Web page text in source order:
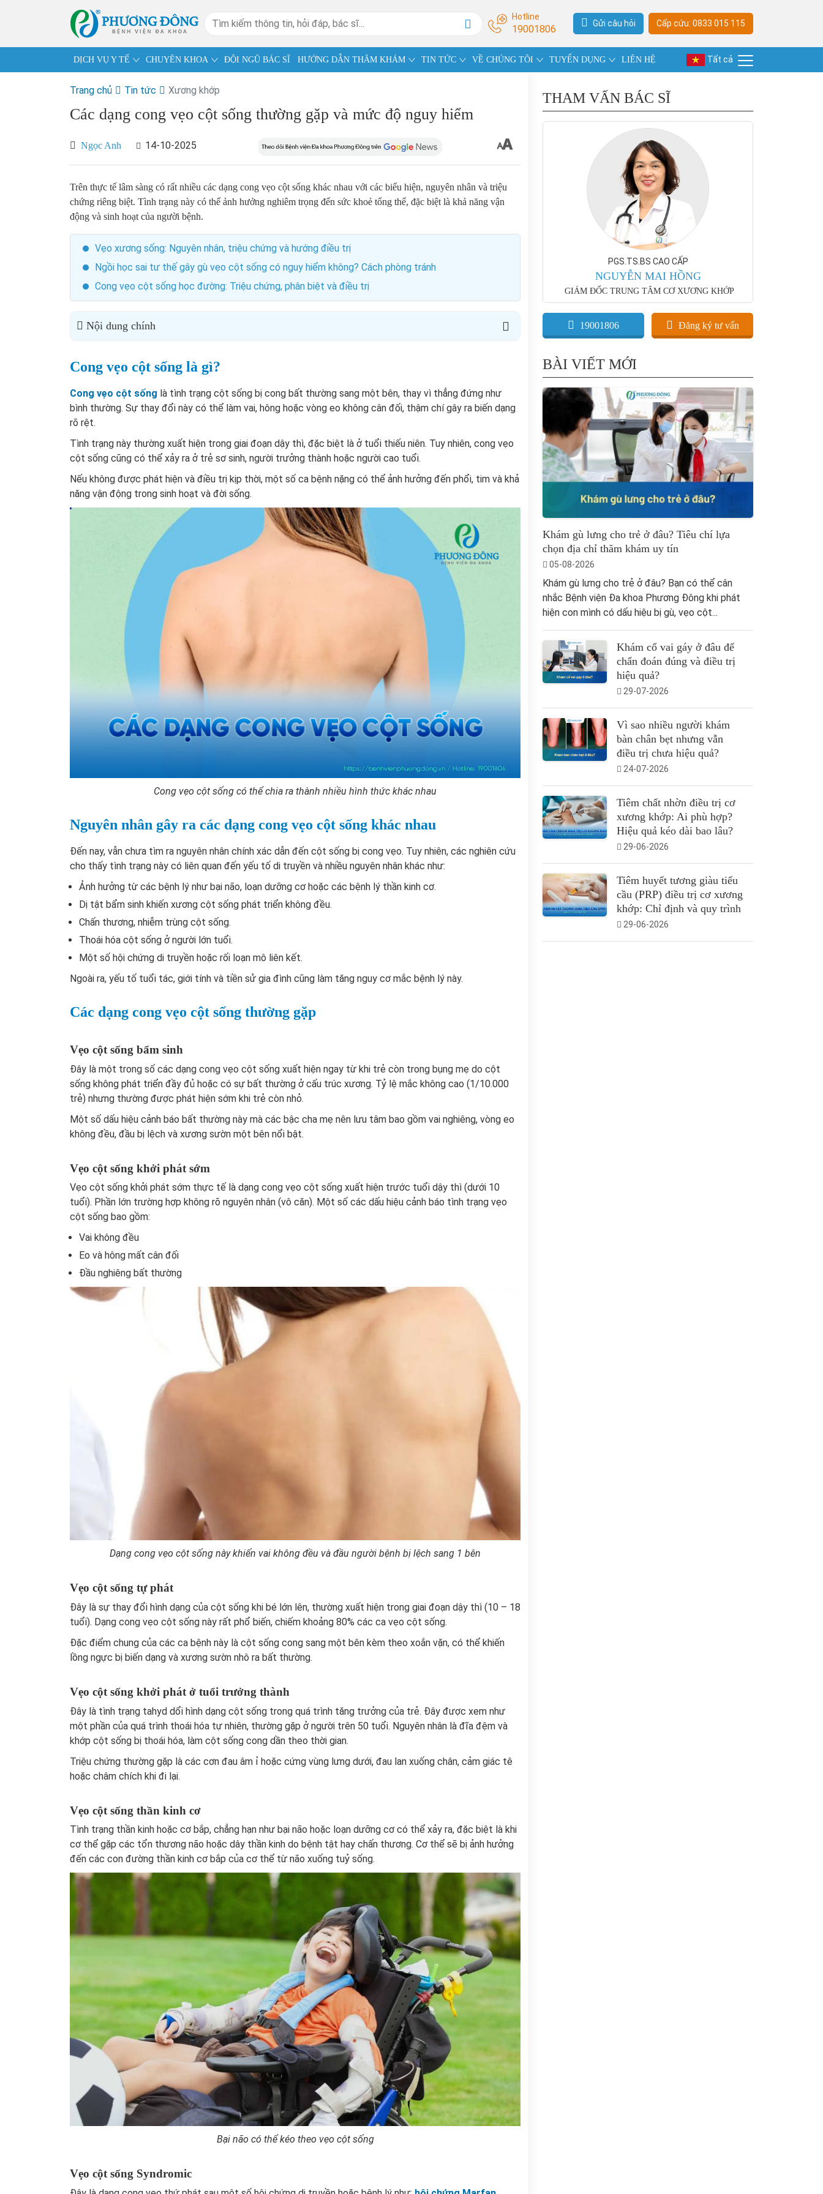
Hotline
19001806 Gửi câu hỏi Cấp cứu: 0833 015 115
DỊCH VỤ Y TẾ CHUYÊN KHOA ĐỘI NGŨ BÁC SĨ HƯỚNG DẪN THĂM KHÁM TIN TỨC VỀ CHÚNG TÔI TUYỂN DỤNG LIÊN HỆ Tất cả
Trang chủ Tin tức Xương khớp
Các dạng cong vẹo cột sống thường gặp và mức độ nguy hiểm
Ngọc Anh 14-10-2025
Trên thực tế lâm sàng có rất nhiều các dạng cong vẹo cột sống khác nhau với các biểu hiện, nguyên nhân và triệu
chứng riêng biệt. Tình trạng này có thể ảnh hưởng nghiêm trọng đến sức khoẻ tổng thể, đặc biệt là khả năng vận
động và sinh hoạt của người bệnh.
Vẹo xương sống: Nguyên nhân, triệu chứng và hướng điều trị
Ngồi học sai tư thế gây gù vẹo cột sống có nguy hiểm không? Cách phòng tránh
Cong vẹo cột sống học đường: Triệu chứng, phân biệt và điều trị
Nội dung chính
Cong vẹo cột sống là gì?
Cong vẹo cột sống là tình trạng cột sống bị cong bất thường sang một bên, thay vì thẳng đứng như
bình thường. Sự thay đổi này có thể làm vai, hông hoặc vòng eo không cân đối, thậm chí gây ra biến dạng
rõ rệt.
Tình trạng này thường xuất hiện trong giai đoạn dậy thì, đặc biệt là ở tuổi thiếu niên. Tuy nhiên, cong vẹo
cột sống cũng có thể xảy ra ở trẻ sơ sinh, người trưởng thành hoặc người cao tuổi.
Nếu không được phát hiện và điều trị kịp thời, một số ca bệnh nặng có thể ảnh hưởng đến phổi, tim và khả
năng vận động trong sinh hoạt và đời sống.
Cong vẹo cột sống có thể chia ra thành nhiều hình thức khác nhau
Nguyên nhân gây ra các dạng cong vẹo cột sống khác nhau
Đến nay, vẫn chưa tìm ra nguyên nhân chính xác dẫn đến cột sống bị cong vẹo. Tuy nhiên, các nghiên cứu
cho thấy tình trạng này có liên quan đến yếu tố di truyền và nhiều nguyên nhân khác như:
Ảnh hưởng từ các bệnh lý như bại não, loạn dưỡng cơ hoặc các bệnh lý thần kinh cơ.
Dị tật bẩm sinh khiến xương cột sống phát triển không đều.
Chấn thương, nhiễm trùng cột sống.
Thoái hóa cột sống ở người lớn tuổi.
Một số hội chứng di truyền hoặc rối loạn mô liên kết.
Ngoài ra, yếu tố tuổi tác, giới tính và tiền sử gia đình cũng làm tăng nguy cơ mắc bệnh lý này.
Các dạng cong vẹo cột sống thường gặp
Vẹo cột sống bẩm sinh
Đây là một trong số các dạng cong vẹo cột sống xuất hiện ngay từ khi trẻ còn trong bụng mẹ do cột
sống không phát triển đầy đủ hoặc có sự bất thường ở cấu trúc xương. Tỷ lệ mắc không cao (1/10.000
trẻ) nhưng thường được phát hiện sớm khi trẻ còn nhỏ.
Một số dấu hiệu cảnh báo bất thường này mà các bậc cha mẹ nên lưu tâm bao gồm vai nghiêng, vòng eo
không đều, đầu bị lệch và xương sườn một bên nổi bật.
Vẹo cột sống khởi phát sớm
Vẹo cột sống khởi phát sớm thực tế là dạng cong vẹo cột sống xuất hiện trước tuổi dậy thì (dưới 10
tuổi). Phần lớn trường hợp không rõ nguyên nhân (vô căn). Một số các dấu hiệu cảnh báo tình trạng vẹo
cột sống bao gồm:
Vai không đều
Eo và hông mất cân đối
Đầu nghiêng bất thường
Dạng cong vẹo cột sống này khiến vai không đều và đầu người bệnh bị lệch sang 1 bên
Vẹo cột sống tự phát
Đây là sự thay đổi hình dạng của cột sống khi bé lớn lên, thường xuất hiện trong giai đoạn dậy thì (10 – 18
tuổi). Dạng cong vẹo cột sống này rất phổ biến, chiếm khoảng 80% các ca vẹo cột sống.
Đặc điểm chung của các ca bệnh này là cột sống cong sang một bên kèm theo xoắn vặn, có thể khiến
lồng ngực bị biến dạng và xương sườn nhô ra bất thường.
Vẹo cột sống khởi phát ở tuổi trưởng thành
Đây là tình trạng tahyd dổi hình dạng cột sống trong quá trình tăng trưởng của trẻ. Đây được xem như
một phần của quá trình thoái hóa tự nhiên, thường gặp ở người trên 50 tuổi. Nguyên nhân là đĩa đệm và
khớp cột sống bị thoái hóa, làm cột sống cong dần theo thời gian.
Triệu chứng thường gặp là các cơn đau âm ỉ hoặc cứng vùng lưng dưới, đau lan xuống chân, cảm giác tê
hoặc châm chích khi đi lại.
Vẹo cột sống thần kinh cơ
Tình trạng thần kinh hoặc cơ bắp, chẳng hạn như bại não hoặc loạn dưỡng cơ có thể xảy ra, đặc biệt là khi
cơ thể gặp các tổn thương não hoặc dây thần kinh do bệnh tật hay chấn thương. Cơ thể sẽ bị ảnh hưởng
đến các con đường thần kinh cơ bắp của cơ thể từ não xuống tuỷ sống.
Bại não có thể kéo theo vẹo cột sống
Vẹo cột sống Syndromic
THAM VẤN BÁC SĨ
PGS.TS.BS CAO CẤP
NGUYỄN MAI HỒNG
GIÁM ĐỐC TRUNG TÂM CƠ XƯƠNG KHỚP
19001806 Đăng ký tư vấn
BÀI VIẾT MỚI
Khám gù lưng cho trẻ ở đâu? Tiêu chí lựa
chọn địa chỉ thăm khám uy tín
05-08-2026
Khám gù lưng cho trẻ ở đâu? Bạn có thể cân
nhắc Bệnh viện Đa khoa Phương Đông khi phát
hiện con mình có dấu hiệu bị gù, vẹo cột...
Khám cổ vai gáy ở đâu để
chẩn đoán đúng và điều trị
hiệu quả?
29-07-2026
Vì sao nhiều người khám
bàn chân bẹt nhưng vẫn
điều trị chưa hiệu quả?
24-07-2026
Tiêm chất nhờn điều trị cơ
xương khớp: Ai phù hợp?
Hiệu quả kéo dài bao lâu?
29-06-2026
Tiêm huyết tương giàu tiểu
cầu (PRP) điều trị cơ xương
khớp: Chỉ định và quy trình
29-06-2026